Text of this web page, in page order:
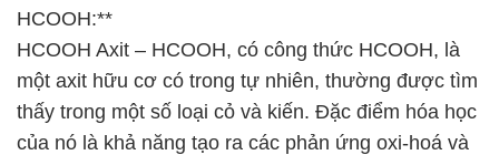
HCOOH:**
HCOOH Axit – HCOOH, có công thức HCOOH, là
một axit hữu cơ có trong tự nhiên, thường được tìm
thấy trong một số loại cỏ và kiến. Đặc điểm hóa học
của nó là khả năng tạo ra các phản ứng oxi-hoá và